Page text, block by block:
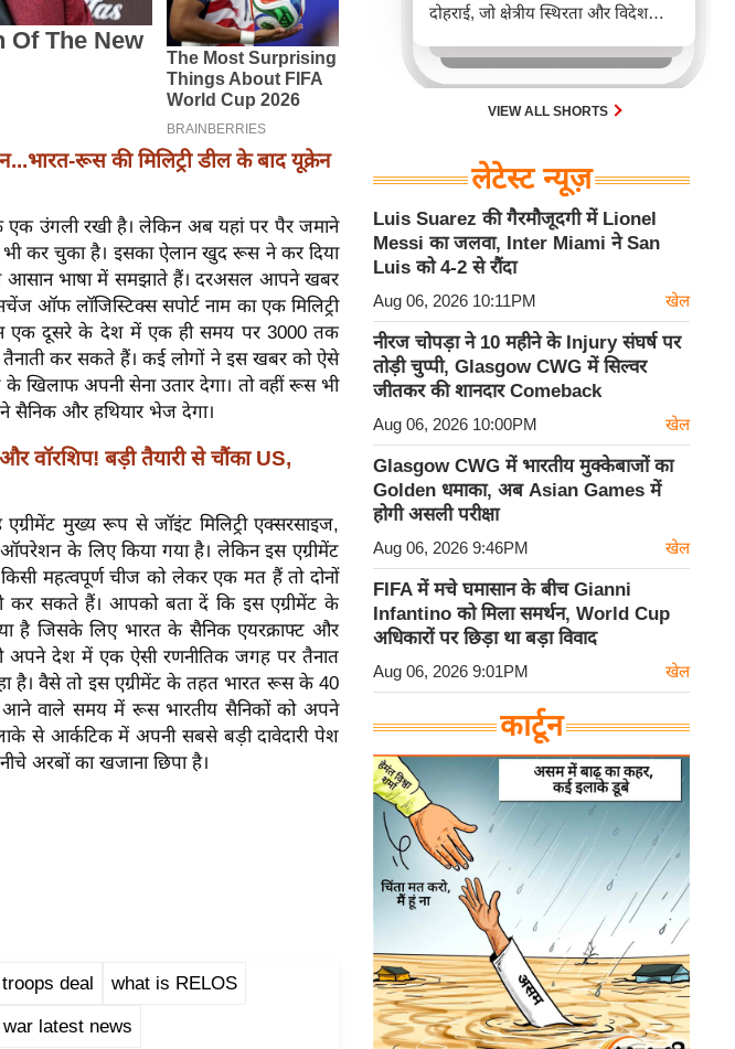
रूस की मिलिट्री डील के बाद यूक्रेन
उंगली रखी है। लेकिन अब यहां पर पैर जमाने
कर चुका है। इसका ऐलान खुद रूस ने कर दिया
आसान भाषा में समझाते हैं। दरअसल आपने खबर
ऑफ लॉजिस्टिक्स सपोर्ट नाम का एक मिलिट्री
एक दूसरे के देश में एक ही समय पर 3000 तक
तैनाती कर सकते हैं। कई लोगों ने इस खबर को ऐसे
खिलाफ अपनी सेना उतार देगा। तो वहीं रूस भी
सैनिक और हथियार भेज देगा।
वॉरशिप! बड़ी तैयारी से चौंका US,
मुख्य रूप से जॉइंट मिलिट्री एक्सरसाइज,
ऑपरेशन के लिए किया गया है। लेकिन इस एग्रीमेंट
महत्वपूर्ण चीज को लेकर एक मत हैं तो दोनों
कर सकते हैं। आपको बता दें कि इस एग्रीमेंट के
है जिसके लिए भारत के सैनिक एयरक्राफ्ट और
देश में एक ऐसी रणनीतिक जगह पर तैनात
है। वैसे तो इस एग्रीमेंट के तहत भारत रूस के 40
आने वाले समय में रूस भारतीय सैनिकों को अपने
से आर्कटिक में अपनी सबसे बड़ी दावेदारी पेश
अरबों का खजाना छिपा है।
deal what is RELOS
latest news
दोहराई, जो क्षेत्रीय स्थिरता और विदेश
करता है।
VIEW ALL SHORTS
लेटेस्ट न्यूज़
Luis Suarez की गैरमौजूदगी में Lionel
Messi का जलवा, Inter Miami ने San
Luis को 4-2 से रौंदा
Aug 06, 2026 10:11PM खेल
नीरज चोपड़ा ने 10 महीने के Injury संघर्ष पर
तोड़ी चुप्पी, Glasgow CWG में सिल्वर
जीतकर की शानदार Comeback
Aug 06, 2026 10:00PM खेल
Glasgow CWG में भारतीय मुक्केबाजों का
Golden धमाका, अब Asian Games में
होगी असली परीक्षा
Aug 06, 2026 9:46PM खेल
FIFA में मचे घमासान के बीच Gianni
Infantino को मिला समर्थन, World Cup
अधिकारों पर छिड़ा था बड़ा विवाद
Aug 06, 2026 9:01PM खेल
कार्टून